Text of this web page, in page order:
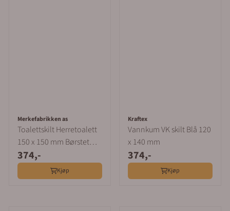
Merkefabrikken as
Toalettskilt Herretoalett
150 x 150 mm Børstet
Aluminium
374,-
Kjøp
Kraftex
Vannkum VK skilt Blå 120
x 140 mm
374,-
Kjøp